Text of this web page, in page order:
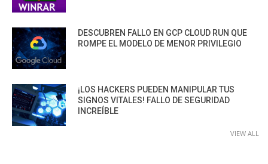
DESCUBREN FALLO EN GCP CLOUD RUN QUE
ROMPE EL MODELO DE MENOR PRIVILEGIO
¡LOS HACKERS PUEDEN MANIPULAR TUS
SIGNOS VITALES! FALLO DE SEGURIDAD
INCREÍBLE
VIEW ALL